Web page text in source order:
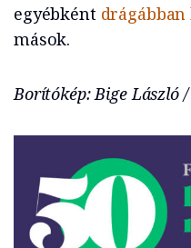
egyébként drágábban
mások.
Borítókép: Bige László